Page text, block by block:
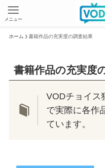
メニュー
ホーム 書籍作品の充実度の調査結果
書籍作品の充実度
VODチョイス
で実際に各作
ています。